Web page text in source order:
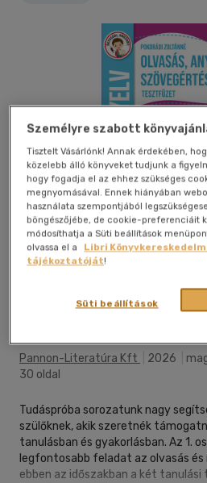
Kívánságlistához adom
Pannon-Literatúra Kft 2026
30 oldal
Tudáspróba sorozatunk nagy
szülőknek, akik szeretnék
tanulásban és gyakorlásban. Az 1.
legfontosabb feladat az olvasás
ebben az időszakban a két
Személyre szabott
Tisztelt Vásárlónk! Annak érdekében,
közelebb álló könyveket tudjunk a
hogy fogadja el az ehhez szükséges
megnyomásával. Ennek hiányában
használata szempontjából
böngészőjébe, de cookie-preferenciáit
módosíthatja a Süti beállítások
olvassa el a
Libri
tájékoztatóját!
Süti beállítások